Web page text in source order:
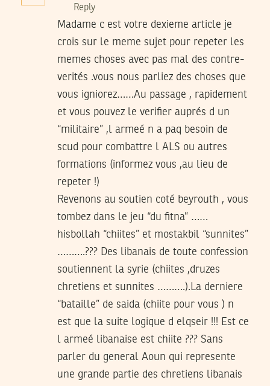
Reply
Madame c est votre dexieme article je
crois sur le meme sujet pour repeter les
memes choses avec pas mal des contre-
verités .vous nous parliez des choses que
vous igniorez……Au passage , rapidement
et vous pouvez le verifier auprés d un
“militaire” ,l armeé n a paq besoin de
scud pour combattre l ALS ou autres
formations (informez vous ,au lieu de
repeter !)
Revenons au soutien coté beyrouth , vous
tombez dans le jeu “du fitna” ……
hisbollah “chiites” et mostakbil “sunnites”
……….??? Des libanais de toute confession
soutiennent la syrie (chiites ,druzes
chretiens et sunnites ……….).La derniere
“bataille” de saida (chiite pour vous ) n
est que la suite logique d elqseir !!! Est ce
l armeé libanaise est chiite ??? Sans
parler du general Aoun qui represente
une grande partie des chretiens libanais